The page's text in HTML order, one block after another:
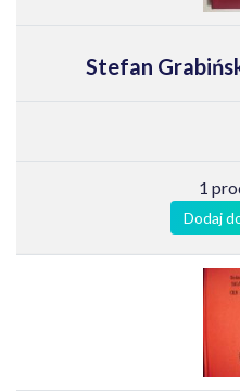
Stefan
1
Dodaj